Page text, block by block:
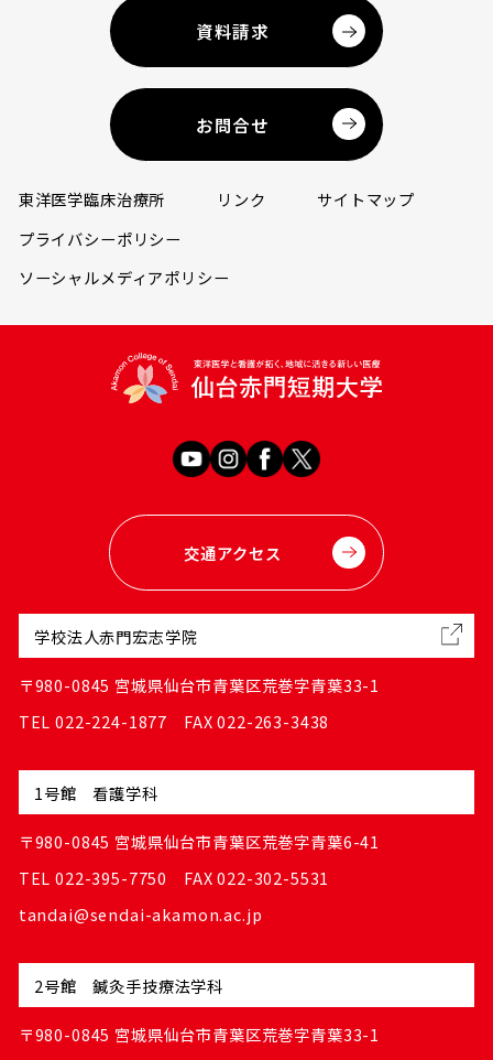
資料請求
お問合せ
東洋医学臨床治療所 リンク
サイトマップ
プライバシーポリシー
ソーシャルメディアポリシー
交通アクセス
学校法人赤門宏志学院
〒980-0845 宮城県仙台市青葉区荒巻字青葉33-1
TEL 022-224-1877 FAX 022-263-3438
1号館 看護学科
〒980-0845 宮城県仙台市青葉区荒巻字青葉6-41
TEL 022-395-7750 FAX 022-302-5531
tandai@sendai-akamon.ac.jp
2号館 鍼灸手技療法学科
〒980-0845 宮城県仙台市青葉区荒巻字青葉33-1